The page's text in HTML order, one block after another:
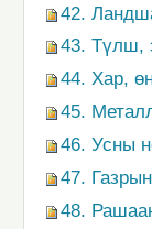
42.
43. Түлш,
44. Хар,
45.
46. Усны
47.
48.